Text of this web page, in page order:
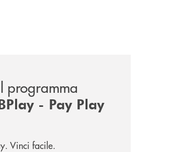
programma
- Pay Play
Vinci facile.